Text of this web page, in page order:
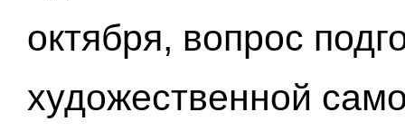
октября, вопрос
художественной